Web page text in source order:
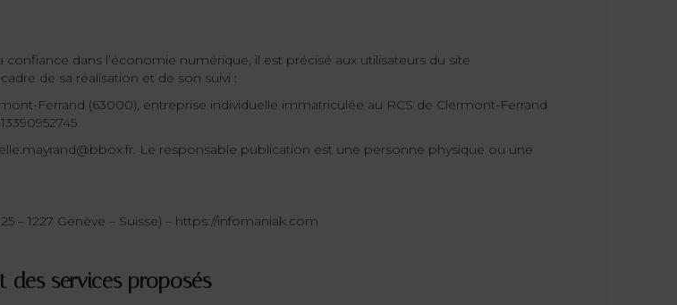
confiance dans l’économie numérique, il est précisé aux utilisateurs du site
de sa réalisation et de son suivi :
Ferrand (63000), entreprise individuelle immatriculée au RCS de Clermont-Ferrand
. Le responsable publication est une personne physique ou une
1227 Genève – Suisse) – https://infomaniak.com
des services proposés